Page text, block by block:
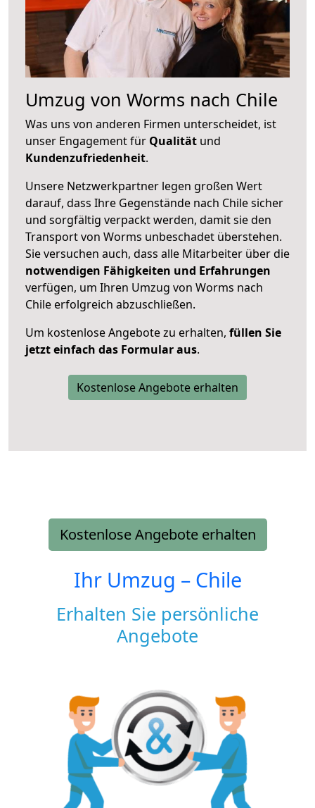
Umzug von Worms nach Chile
Was uns von anderen Firmen unterscheidet, ist
unser Engagement für Qualität und
Kundenzufriedenheit.
Unsere Netzwerkpartner legen großen Wert
darauf, dass Ihre Gegenstände nach Chile sicher
und sorgfältig verpackt werden, damit sie den
Transport von Worms unbeschadet überstehen.
Sie versuchen auch, dass alle Mitarbeiter über die
notwendigen Fähigkeiten und Erfahrungen
verfügen, um Ihren Umzug von Worms nach
Chile erfolgreich abzuschließen.
Um kostenlose Angebote zu erhalten, füllen Sie
jetzt einfach das Formular aus.
Kostenlose Angebote erhalten
Kostenlose Angebote erhalten
Ihr Umzug – Chile
Erhalten Sie persönliche
Angebote